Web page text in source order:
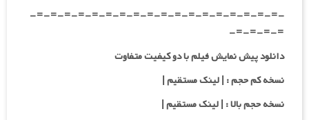
-=-=-=-=-=-=-=-=-=-=-=-=-=-=-=-=-=-=-
=-=-=-=-
دانلود پیش نمایش فیلم با دو کیفیت متفاوت
نسخه کم حجم : | لینک مستقیم |
نسخه حجم بالا : | لینک مستقیم |